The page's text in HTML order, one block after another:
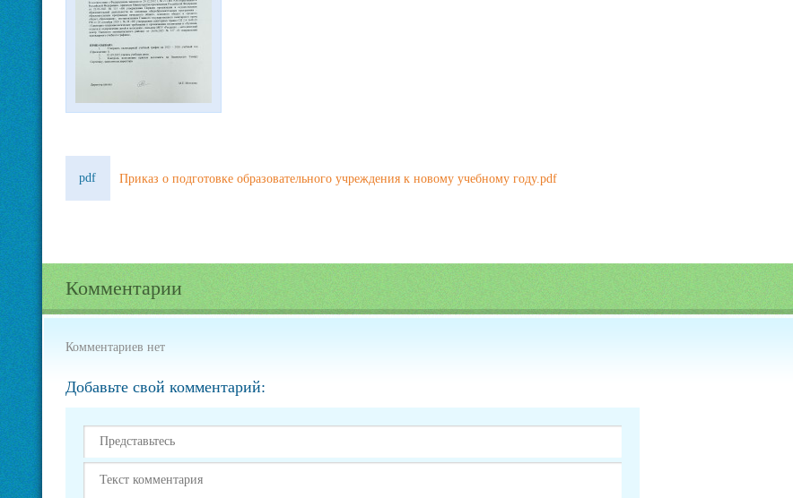
pdf Приказ о подготовке образовательного учреждения к новому учебному году.pdf
Комментарии
Комментариев нет
Добавьте свой комментарий: